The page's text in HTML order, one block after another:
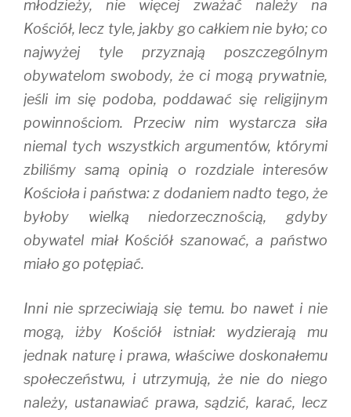
młodzieży, nie więcej zważać należy na
Kościół, lecz tyle, jakby go całkiem nie było; co
najwyżej tyle przyznają poszczególnym
obywatelom swobody, że ci mogą prywatnie,
jeśli im się podoba, poddawać się religijnym
powinnościom. Przeciw nim wystarcza siła
niemal tych wszystkich argumentów, którymi
zbiliśmy samą opinią o rozdziale interesów
Kościoła i państwa: z dodaniem nadto tego, że
byłoby wielką niedorzecznością, gdyby
obywatel miał Kościół szanować, a państwo
miało go potępiać.
Inni nie sprzeciwiają się temu. bo nawet i nie
mogą, iżby Kościół istniał: wydzierają mu
jednak naturę i prawa, właściwe doskonałemu
społeczeństwu, i utrzymują, że nie do niego
należy, ustanawiać prawa, sądzić, karać, lecz